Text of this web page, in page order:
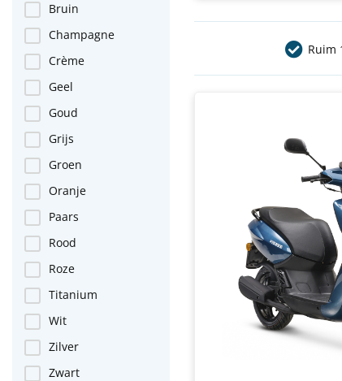
Bruin
Champagne
Crème
Geel
Goud
Grijs
Groen
Oranje
Paars
Rood
Roze
Titanium
Wit
Zilver
Zwart
Ruim